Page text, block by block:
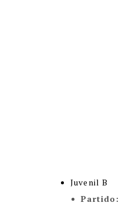
Juvenil B
Partido: